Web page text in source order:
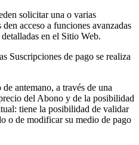
solicitar una o varias
acceso a funciones avanzadas
en el Sitio Web.
Suscripciones de pago se realiza
antemano, a través de una
del Abono y de la posibilidad
tiene la posibilidad de validar
o de modificar su medio de pago